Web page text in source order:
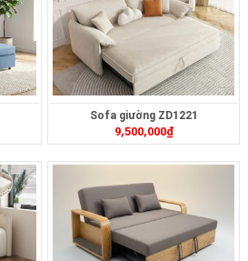
Sofa giường ZD1221
9,500,000₫